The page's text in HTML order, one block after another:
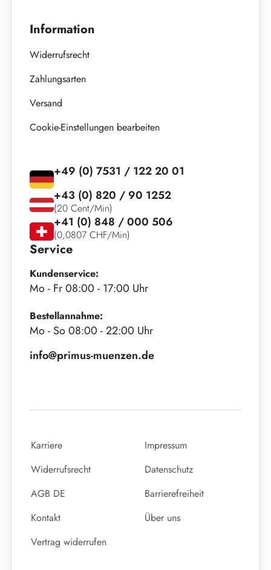
Information
Widerrufsrecht
Zahlungsarten
Versand
Cookie-Einstellungen bearbeiten
Service
Kundenservice:
Mo - Fr 08:00 - 17:00 Uhr
Bestellannahme:
Mo - So 08:00 - 22:00 Uhr
info@primus-muenzen.de
+49 (0) 7531 / 122 20 01
+43 (0) 820 / 90 1252
(20 Cent/Min)
+41 (0) 848 / 000 506
(0,0807 CHF/Min)
Karriere
Impressum
Widerrufsrecht
Datenschutz
AGB DE
Barrierefreiheit
Kontakt
Über uns
Vertrag widerrufen